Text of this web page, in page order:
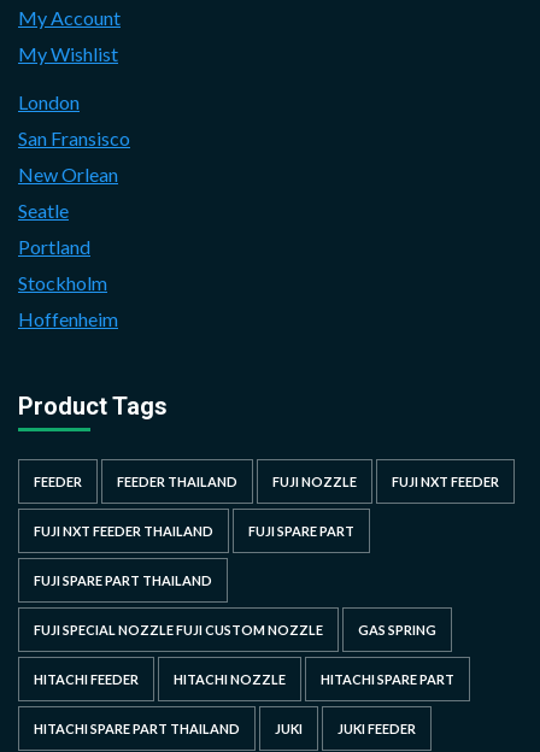
My Account
My Wishlist
London
San Fransisco
New Orlean
Seatle
Portland
Stockholm
Hoffenheim
Product Tags
FEEDER FEEDER THAILAND FUJI NOZZLE FUJI NXT FEEDER
FUJI NXT FEEDER THAILAND FUJI SPARE PART
FUJI SPARE PART THAILAND
FUJI SPECIAL NOZZLE FUJI CUSTOM NOZZLE GAS SPRING
HITACHI FEEDER HITACHI NOZZLE HITACHI SPARE PART
HITACHI SPARE PART THAILAND JUKI JUKI FEEDER